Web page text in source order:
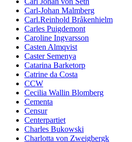
Carl-Johan Malmberg
Carl.Reinhold Bråkenhielm
Carles Puigdemont
Caroline Ingvarsson
Casten Almqvist
Caster Semenya
Catarina Barketorp
Catrine da Costa
CCW
Cecilia Wallin Blomberg
Cementa
Censur
Centerpartiet
Charles Bukowski
Charlotta von Zweigbergk